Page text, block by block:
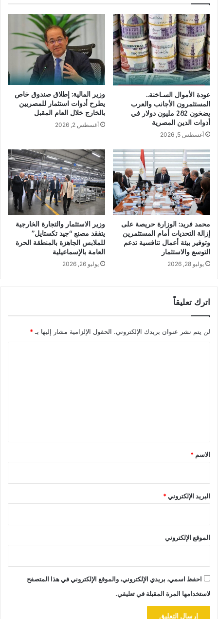
عودة الأموال السـاخنة..
المستثمرون الأجانب والعرب
يضخون 282 مليون دولار في
أدوات الدين المصرية
أغسطس 5, 2026
وزير المالية: إطلاق صندوق خاص
يطرح أدوات استثمار للمصريين
بالخارج خلال العام المقبل
أغسطس 2, 2026
محمد فريد: الوزارة حريصة على
إزالة التحديات أمام المستثمرين
وتوفير بيئة أعمال تنافسية تدعم
التوسع والاستثمار
يوليو 28, 2026
وزير الاستثمار والتجارة الخارجية
يتفقد مصنع “جيد تكستايل”
للملابس الجاهزة بالمنطقة الحرة
العامة بالإسماعيلية
يوليو 26, 2026
اترك تعليقاً
لن يتم نشر عنوان بريدك الإلكتروني. الحقول الإلزامية مشار إليها بـ *
*
الاسم *
البريد الإلكتروني*
الموقع الإلكتروني
احفظ اسمي، بريدي الإلكتروني، والموقع الإلكتروني في هذا المتصفح
لاستخدامها المرة المقبلة في تعليقي.